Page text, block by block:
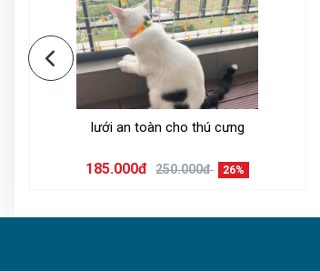
Nên chọn loại lưới bảo vệ cầu thang loại nào?
lưới an toàn cho thú cưng
185.000đ 250.000đ 26%